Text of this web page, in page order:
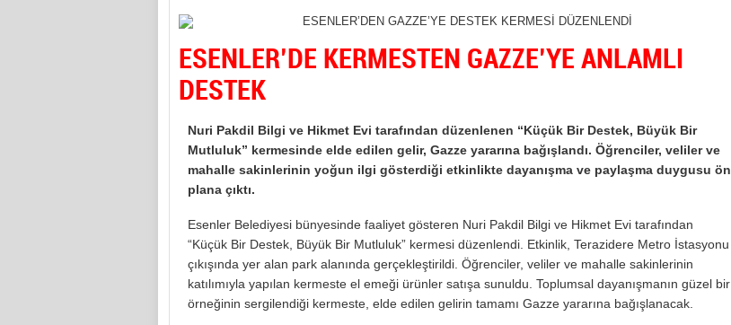
ESENLER’DE KERMESTEN GAZZE’YE ANLAMLI
DESTEK
Nuri Pakdil Bilgi ve Hikmet Evi tarafından düzenlenen “Küçük Bir Destek, Büyük Bir
Mutluluk” kermesinde elde edilen gelir, Gazze yararına bağışlandı. Öğrenciler, veliler ve
mahalle sakinlerinin yoğun ilgi gösterdiği etkinlikte dayanışma ve paylaşma duygusu ön
plana çıktı.
Esenler Belediyesi bünyesinde faaliyet gösteren Nuri Pakdil Bilgi ve Hikmet Evi tarafından
“Küçük Bir Destek, Büyük Bir Mutluluk” kermesi düzenlendi. Etkinlik, Terazidere Metro İstasyonu
çıkışında yer alan park alanında gerçekleştirildi. Öğrenciler, veliler ve mahalle sakinlerinin
katılımıyla yapılan kermeste el emeği ürünler satışa sunuldu. Toplumsal dayanışmanın güzel bir
örneğinin sergilendiği kermeste, elde edilen gelirin tamamı Gazze yararına bağışlanacak.